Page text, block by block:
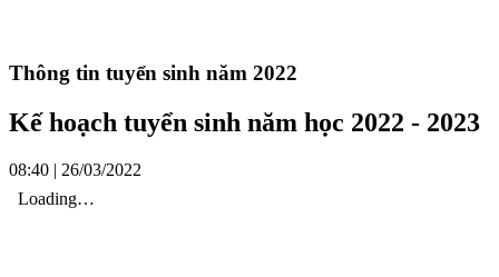
Thông tin tuyển sinh năm 2022
Kế hoạch tuyển sinh năm học 2022 - 2023
08:40 | 26/03/2022